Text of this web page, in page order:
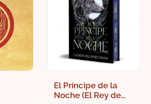
El Príncipe de la
Noche (El Rey de